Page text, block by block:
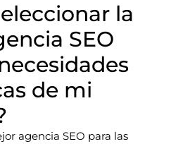
la
SEO
de mi
agencia SEO para las